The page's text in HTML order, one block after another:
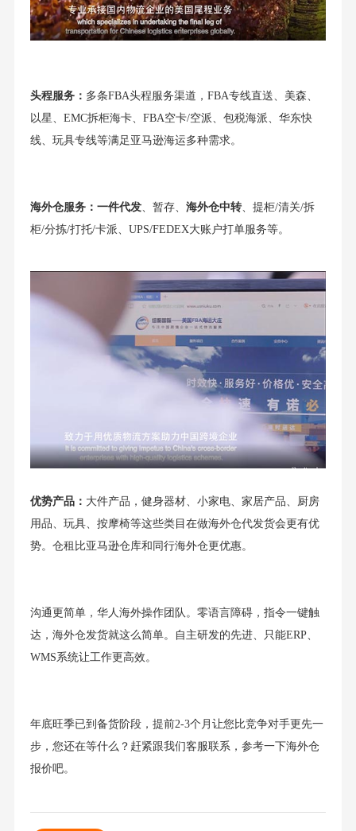
头程服务： 多条FBA头程服务渠道，FBA专线直送、美森、
以星、EMC拆柜海卡、FBA空卡/空派、包税海派、华东快
线、玩具专线等满足亚马逊海运多种需求。
海外仓服务： 一件代发、暂存、 海外仓中转、提柜/清关/拆
柜/分拣/打托/卡派、UPS/FEDEX大账户打单服务等。
优势产品： 大件产品，健身器材、小家电、家居产品、厨房
用品、玩具、按摩椅等这些类目在做海外仓代发货会更有优
势。仓租比亚马逊仓库和同行海外仓更优惠。
沟通更简单，华人海外操作团队。零语言障碍，指令一键触
达，海外仓发货就这么简单。自主研发的先进、只能ERP、
WMS系统让工作更高效。
年底旺季已到备货阶段，提前2-3个月让您比竞争对手更先一
步，您还在等什么？赶紧跟我们客服联系，参考一下海外仓
报价吧。